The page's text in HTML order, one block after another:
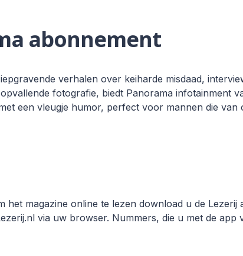
abonnement
verhalen over keiharde misdaad,
fotografie, biedt Panorama infotainment
een vleugje humor, perfect voor mannen die van
het magazine online te lezen download u de Lezerij
via uw browser. Nummers, die u met de app